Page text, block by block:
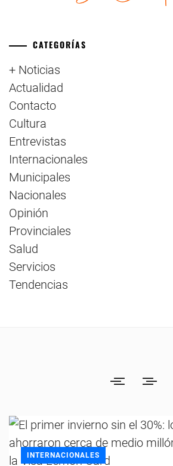
CATEGORÍAS
+ Noticias
Actualidad
Contacto
Cultura
Entrevistas
Internacionales
Municipales
Nacionales
Opinión
Provinciales
Salud
Servicios
Tendencias
INTERNACIONALES